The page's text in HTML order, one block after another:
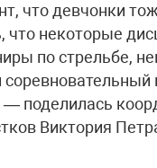
что девчонки
что некоторые
по стрельбе,
поделилась
Виктория